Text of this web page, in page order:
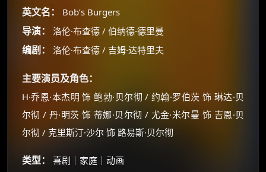
英文名： Bob’s Burgers
导演： 洛伦·布查德 / 伯纳德·德里曼
编剧： 洛伦·布查德 / 吉姆·达特里夫
主要演员及角色：
H·乔恩·本杰明 饰 鲍勃·贝尔彻 / 约翰·罗伯茨 饰 琳达·贝
尔彻 / 丹·明茨 饰 蒂娜·贝尔彻 / 尤金·米尔曼 饰 吉恩·贝
尔彻 / 克里斯汀·沙尔 饰 路易斯·贝尔彻
类型： 喜剧｜家庭｜动画
🧧 福利领取站